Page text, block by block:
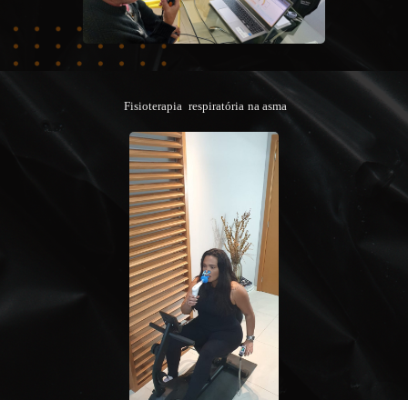
Fisioterapia respiratória na asma